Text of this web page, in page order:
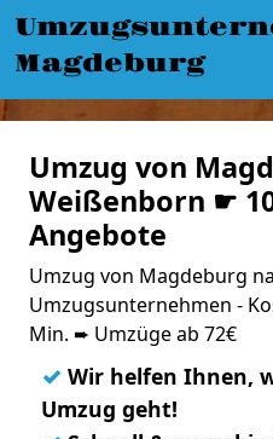
Magdeburg
Umzug von
Weißenborn ☛
Angebote
Umzug von Magdeburg
Umzugsunternehmen -
Min. ➨ Umzüge ab 72€
✓ Wir helfen Ihnen,
Umzug geht!